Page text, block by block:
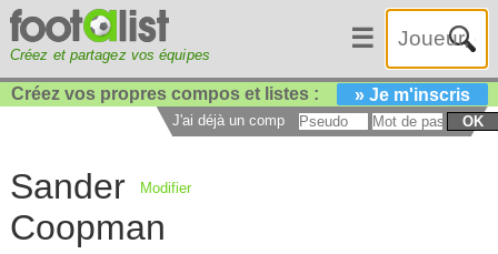
Créez et partagez vos équipes
☰
Créez vos propres compos et listes : » Je m'inscris
J'ai déjà un compte : OK
Sander
Coopman
Modifier